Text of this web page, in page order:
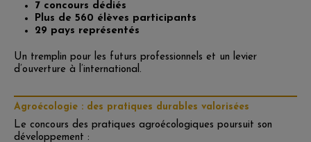
7 concours dédiés
Plus de 560 élèves participants
29 pays représentés
Un tremplin pour les futurs professionnels et un levier
d’ouverture à l’international.
Agroécologie : des pratiques durables valorisées
Le concours des pratiques agroécologiques poursuit son
développement :